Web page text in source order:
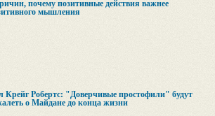
почему позитивные действия важнее
мышления
Крейг Робертс: "Доверчивые простофили" будут
о Майдане до конца жизни